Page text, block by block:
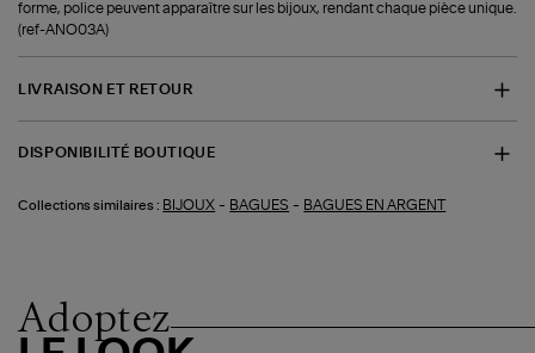
forme, police peuvent apparaître sur les bijoux, rendant chaque pièce unique.
(ref-ANO03A)
LIVRAISON ET RETOUR
DISPONIBILITÉ BOUTIQUE
Collections similaires : BIJOUX - BAGUES - BAGUES EN ARGENT
Adoptez